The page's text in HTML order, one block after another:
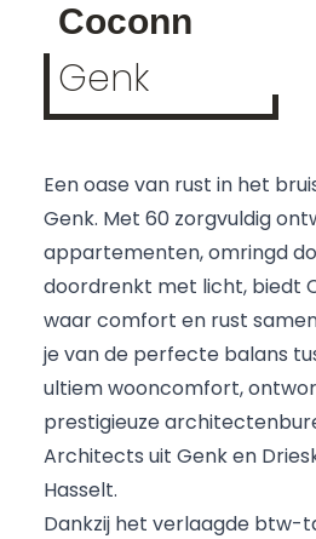
Coconn
Genk
Een oase van rust in het
Genk. Met 60 zorgvuldig
appartementen, omringd
doordrenkt met licht, biedt
waar comfort en rust
je van de perfecte balans
ultiem wooncomfort,
prestigieuze
Architects uit Genk en
Hasselt.
Dankzij het verlaagde btw-